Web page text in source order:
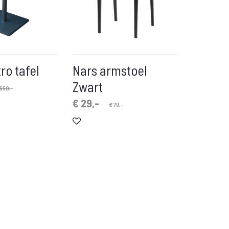
tafel
Nars armstoel
Zwart
€79,-
Oorspronkelijke
€ 29,-
Huidige
prijs